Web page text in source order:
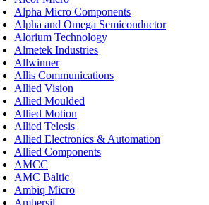
Alpha Micro Components
Alpha and Omega Semiconductor
Alorium Technology
Almetek Industries
Allwinner
Allis Communications
Allied Vision
Allied Moulded
Allied Motion
Allied Telesis
Allied Electronics & Automation
Allied Components
AMCC
AMC Baltic
Ambiq Micro
Ambersil